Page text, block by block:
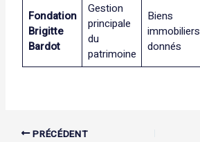
Fondation
Brigitte
Bardot
Gestion
principale
du
patrimoine
Biens
immobiliers
donnés
PRÉCÉDENT